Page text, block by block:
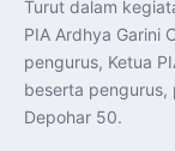
Turut dalam
PIA Ardhya Garini
pengurus, Ketua
beserta pengurus,
Depohar 50.